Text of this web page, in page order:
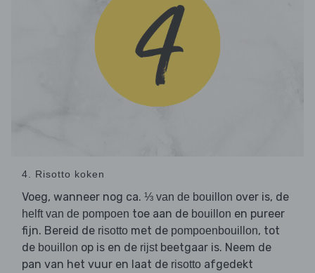
4. Risotto koken
Voeg, wanneer nog ca. ⅓ van de bouillon over is, de
helft van de pompoen toe aan de bouillon en pureer
fijn. Bereid de risotto met de pompoenbouillon, tot
de bouillon op is en de rijst beetgaar is. Neem de
pan van het vuur en laat de risotto afgedekt